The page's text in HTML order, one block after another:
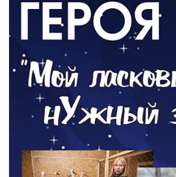
Новый настил на экотропе
05.08.2026